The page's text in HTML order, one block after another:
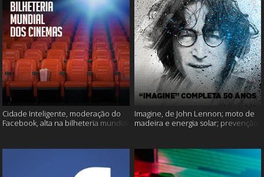
Cidade Inteligente, moderação do
Facebook, alta na bilheteria mundial
Imagine, de John Lennon; moto de
madeira e energia solar; prevenção